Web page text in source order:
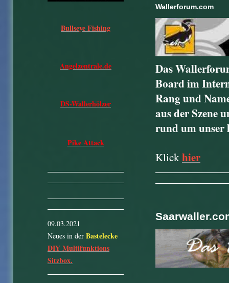
Wallerforum.com
Das
Board im
Rang und
aus der Szene
rund um unser
Klickhier
Bullseye Fishing
Angelzentrale.de
DS-Wallerhölzer
Pike Attack
09.03.2021
Neues in der Bastelecke
DIY Multifunktions
Sitzbox.